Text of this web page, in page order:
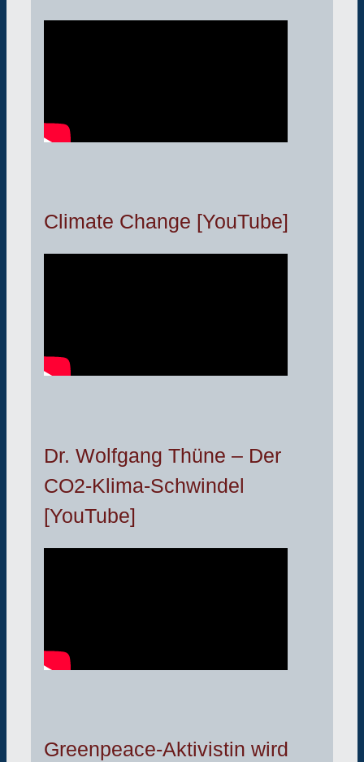
Climate Change [YouTube]
Dr. Wolfgang Thüne – Der
CO2-Klima-Schwindel
[YouTube]
Greenpeace-Aktivistin wird